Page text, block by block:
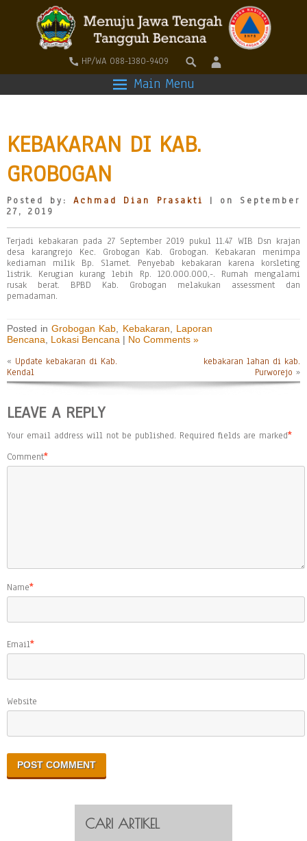
HP/WA 088-1380-9409
Main Menu
KEBAKARAN DI KAB.
GROBOGAN
Posted by:Achmad Dian Prasakti
| on September
27, 2019
Terjadi kebakaran pada 27 September 2019 pukul 11.47 WIB Dsn krajan
desa karangrejo Kec. Grobogan Kab. Grobogan. Kebakaran menimpa
kediaman milik Bp. Slamet. Penyebab kebakaran karena korsleting
listrik. Kerugian kurang lebih Rp. 120.000.000,-. Rumah mengalami
rusak berat. BPBD Kab. Grobogan melakukan assessment dan
pemadaman.
Posted inGrobogan Kab Kebakaran
Laporan
Bencana
Lokasi Bencana | No Comments »
« Update kebakaran di Kab.
Kendal
kebakaran lahan di kab.
Purworejo »
LEAVE A REPLY
Your email address will not be published. Required fields are marked*
Comment*
Name*
Email*
Website
CARI ARTIKEL